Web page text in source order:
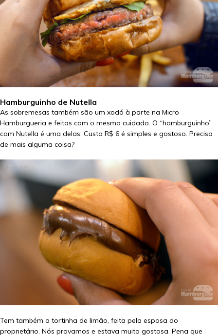
Hamburguinho de Nutella
As sobremesas também são um xodó à parte na Micro
Hamburgueria e feitas com o mesmo cuidado. O “hamburguinho”
com Nutella é uma delas. Custa R$ 6 é simples e gostoso. Precisa
de mais alguma coisa?
Tem também a tortinha de limão, feita pela esposa do
proprietário. Nós provamos e estava muito gostosa. Pena que